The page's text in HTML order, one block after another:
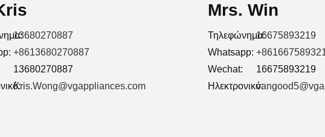
13680270887
+8613680270887
13680270887
Kris.Wong@vgappliances.com
Mrs. Win
Τηλεφώνημα:16675893219
Whatsapp:
Wechat:
16675893219
Ηλεκτρονικό: